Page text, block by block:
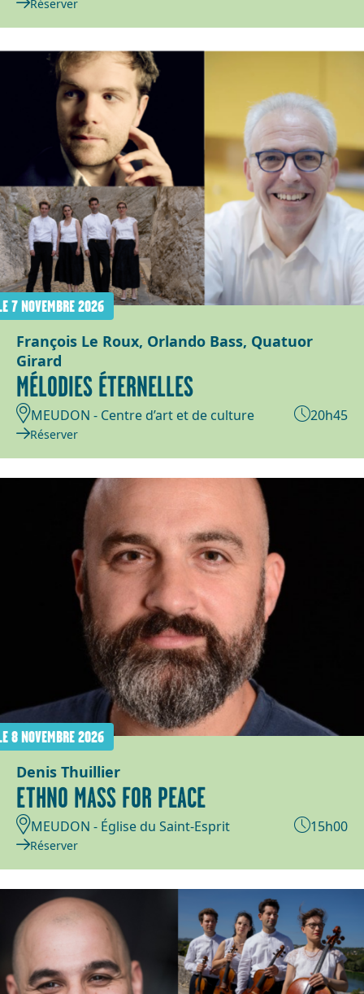
Réserver
7 NOVEMBRE 2026
François Le Roux, Orlando Bass, Quatuor
Girard
MÉLODIES ÉTERNELLES
MEUDON - Centre d’art et de culture 20h45
Réserver
8 NOVEMBRE 2026
Denis Thuillier
ETHNO MASS FOR PEACE
MEUDON - Église du Saint-Esprit 15h00
Réserver